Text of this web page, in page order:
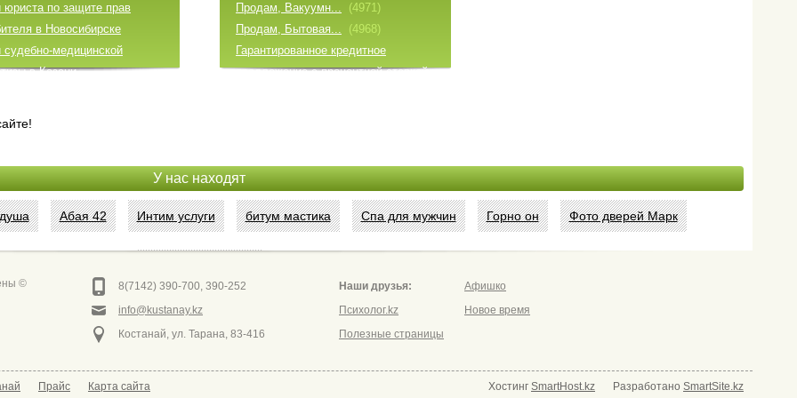
юриста по защите прав
в Новосибирске
судебно-медицинской
в Казани
представительство в
юриста по выписке человека
в Казани
Продам, Вакуумн...
(4971)
Продам, Бытовая...
(4968)
Гарантированное кредитное
предложение с процентной ставкой
У нас находят
Абая 42 Интим услуги битум мастика Спа для мужчин Горно он Фото дверей Марк
©
8(7142) 390-700, 390-252
info@kustanay.kz
Костанай, ул. Тарана, 83-416
Наши друзья:
Психолог.kz
Полезные страницы
Афишко
Новое время
Прайс Карта сайта Хостинг SmartHost.kz Разработано SmartSite.kz